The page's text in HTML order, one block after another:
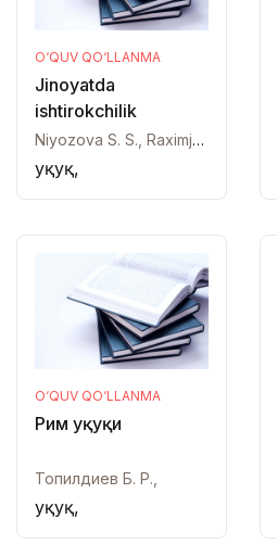
O‘QUV QO‘LLANMA
Jinoyatda
ishtirokchilik
Niyozova S. S., Raximjonova N. R., Hojiyev N. K.,
Ҳуқуқ,
O‘QUV QO‘LLANMA
Рим ҳуқуқи
Топилдиев Б. Р.,
Ҳуқуқ,